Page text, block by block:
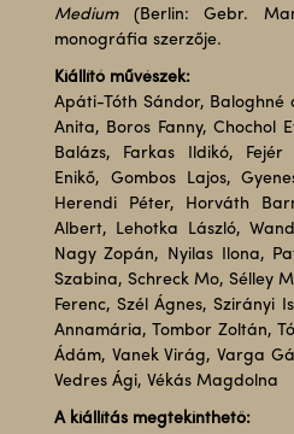
Medium(Berlin: Gebr.
monográfia szerzője.
Kiállító művészek:
Apáti-Tóth Sándor, Baloghné
Anita, Boros Fanny, Chochol
Balázs, Farkas Ildikó,
Enikő, Gombos Lajos,
Herendi Péter, Horváth
Albert, Lehotka László,
Nagy Zopán, Nyilas Ilona,
Szabina, Schreck Mo, Sélley
Ferenc, Szél Ágnes, Szirányi
Annamária, Tombor Zoltán,
Ádám, Vanek Virág, Varga
Vedres Ági, Vékás Magdolna
A kiállítás megtekinthető: